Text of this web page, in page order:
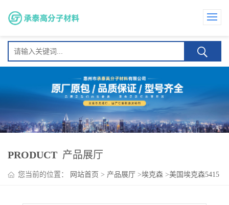
PRODUCT 产品展厅
您当前的位置： 网站首页 > 产品展厅 >埃克森 >美国埃克森5415